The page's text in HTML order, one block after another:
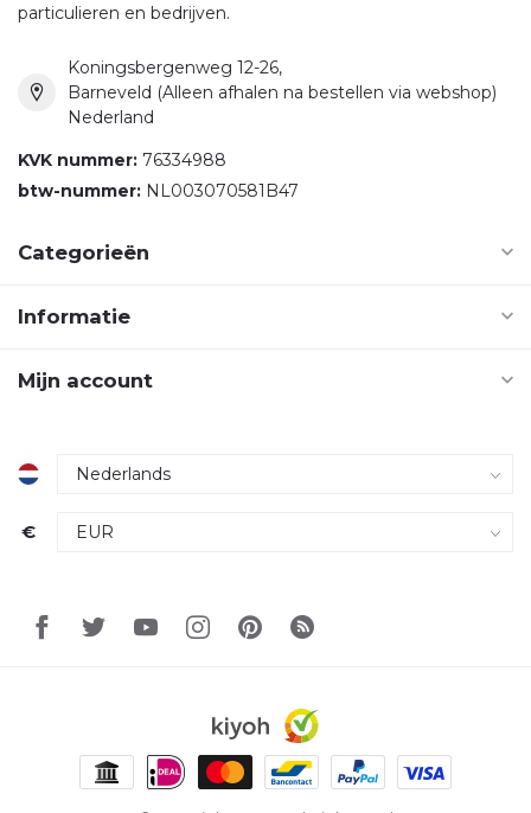
particulieren en bedrijven.
Koningsbergenweg 12-26,
Barneveld (Alleen afhalen na bestellen via webshop)
Nederland
KVK nummer: 76334988
btw-nummer: NL003070581B47
Categorieën
Informatie
Mijn account
€